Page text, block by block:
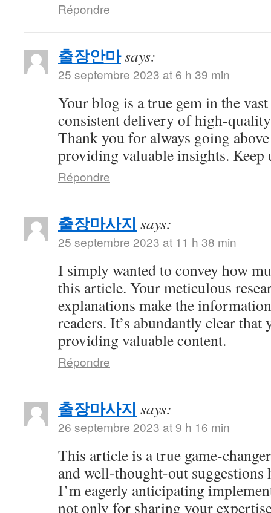
Répondre
출장안마says:
25 septembre 2023 at 6 h 39 min
Your blog is a true gem in the
consistent delivery of high-
Thank you for always going
providing valuable insights.
Répondre
출장마사지 says:
25 septembre 2023 at 11 h 38 min
I simply wanted to convey how
this article. Your meticulous
explanations make the
readers. It’s abundantly clear that
providing valuable content.
Répondre
출장마사지 says:
26 septembre 2023 at 9 h 16 min
This article is a true game-
and well-thought-out
I’m eagerly anticipating
not only for sharing your